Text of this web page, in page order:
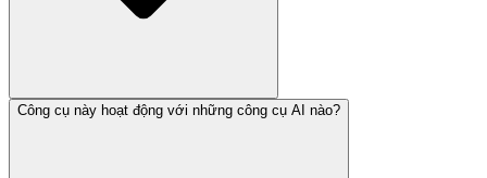
Công cụ này hoạt động với những công cụ AI nào?